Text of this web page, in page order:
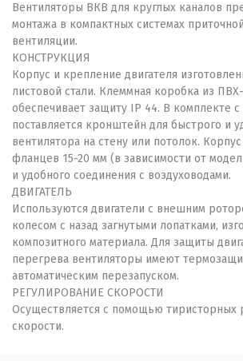
Вентиляторы ВКВ для круглых каналов
монтажа в компактных системах
вентиляции.
КОНСТРУКЦИЯ
Корпус и крепление двигателя
листовой стали. Клеммная коробка из
обеспечивает защиту IP 44. В комплекте
поставляется кронштейн для быстрого и
вентилятора на стену или потолок.
фланцев 15-20 мм (в зависимости от
и удобного соединения с воздуховодами.
ДВИГАТЕЛЬ
Используются двигатели с внешним
колесом с назад загнутыми лопатками,
композитного материала. Для защиты
перегрева вентиляторы имеют
автоматическим перезапуском.
РЕГУЛИРОВАНИЕ СКОРОСТИ
Осуществляется с помощью тиристорных
скорости.